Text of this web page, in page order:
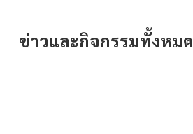
ข่าวและกิจกรรมทั้งหมด